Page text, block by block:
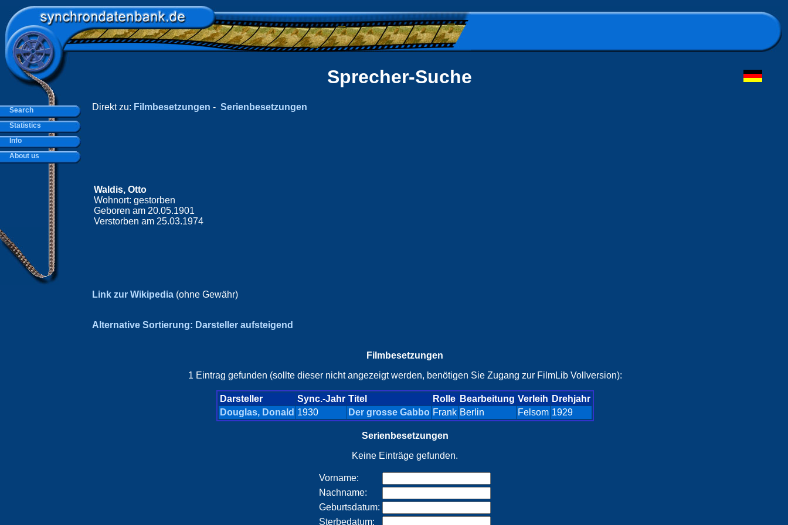
Sprecher-Suche
Direkt zu: Filmbesetzungen - Serienbesetzungen
Waldis, Otto
Wohnort: gestorben
Geboren am 20.05.1901
Verstorben am 25.03.1974
Link zur Wikipedia (ohne Gewähr)
Alternative Sortierung: Darsteller aufsteigend
Filmbesetzungen
1 Eintrag gefunden (sollte dieser nicht angezeigt werden, benötigen Sie Zugang zur FilmLib Vollversion):
Darsteller Sync.-Jahr Titel Rolle Bearbeitung Verleih Drehjahr
Douglas, Donald 1930 Der grosse Gabbo Frank Berlin Felsom 1929
Serienbesetzungen
Keine Einträge gefunden.
Vorname:
Nachname:
Geburtsdatum:
Sterbedatum:
Search
Statistics
Info
About us